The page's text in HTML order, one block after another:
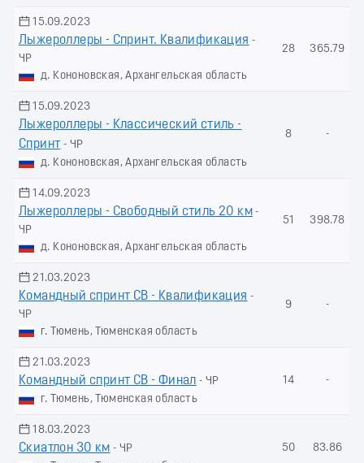
15.09.2023
Лыжероллеры - Спринт. Квалификация -
ЧР
д. Кононовская, Архангельская область
28 365.79
15.09.2023
Лыжероллеры - Классический стиль -
Спринт - ЧР
д. Кононовская, Архангельская область
8 -
14.09.2023
Лыжероллеры - Свободный стиль 20 км -
ЧР
д. Кононовская, Архангельская область
51 398.78
21.03.2023
Командный спринт СВ - Квалификация -
ЧР
г. Тюмень, Тюменская область
9 -
21.03.2023
Командный спринт СВ - Финал - ЧР
г. Тюмень, Тюменская область
14 -
18.03.2023
Скиатлон 30 км - ЧР
50 83.86